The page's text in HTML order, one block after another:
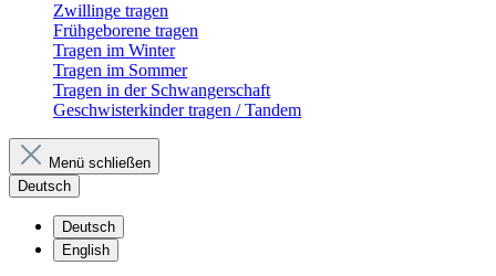
Zwillinge tragen
Frühgeborene tragen
Tragen im Winter
Tragen im Sommer
Tragen in der Schwangerschaft
Geschwisterkinder tragen / Tandem
Menü schließen
Deutsch
Deutsch
English